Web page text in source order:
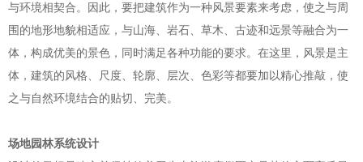
与环境相契合。因此，要把建筑作为一种风景要素来考虑，使之与周
围的地形地貌相适应，与山海、岩石、草木、古迹和远景等融合为一
体，构成优美的景色，同时满足各种功能的要求。在这里，风景是主
体，建筑的风格、尺度、轮廓、层次、色彩等都要加以精心推敲，使
之与自然环境结合的贴切、完美。
场地园林系统设计